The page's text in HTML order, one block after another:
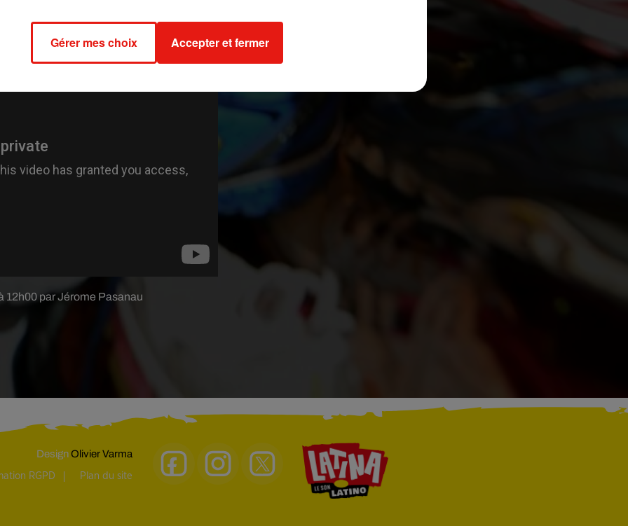
12h00 par Jérome Pasanau
vos bons plans en Ile-de-France ou à l'étranger.
peut-être aussi à l'antenne sur Latina !
DesignOlivier Varma
RGPD Plan du site
Gérer mes choix Accepter et fermer